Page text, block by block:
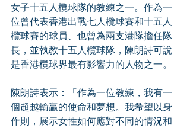
女子十五人欖球隊的教練之一。作為一
位曾代表香港出戰七人欖球賽和十五人
欖球賽的球員、也曾為兩支港隊擔任隊
長，並執教十五人欖球隊，陳朗詩可說
是香港欖球界最有影響力的人物之一。
陳朗詩表示：「作為一位教練，我有一
個超越輸贏的使命和夢想。我希望以身
作則，展示女性如何應對不同的情況和